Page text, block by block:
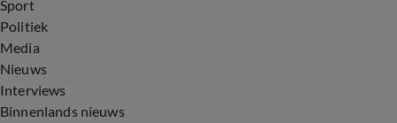
Sport
Politiek
Media
Nieuws
Interviews
Binnenlands nieuws